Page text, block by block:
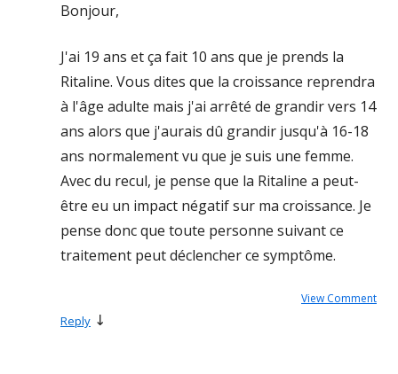
Bonjour,
J'ai 19 ans et ça fait 10 ans que je prends la
Ritaline. Vous dites que la croissance reprendra
à l'âge adulte mais j'ai arrêté de grandir vers 14
ans alors que j'aurais dû grandir jusqu'à 16-18
ans normalement vu que je suis une femme.
Avec du recul, je pense que la Ritaline a peut-
être eu un impact négatif sur ma croissance. Je
pense donc que toute personne suivant ce
traitement peut déclencher ce symptôme.
View Comment
Reply ↓